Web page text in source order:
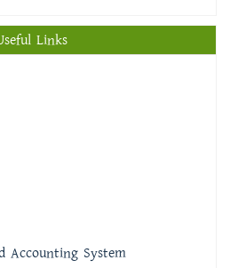
Links
Accounting System